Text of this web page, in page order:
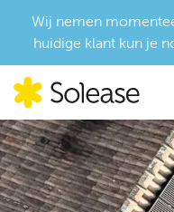
Wij nemen
huidige klant kun je